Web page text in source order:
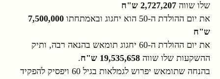
שלו שווה 2,727,207 ש"ח
את יום ההולדת ה-50 הוא יחגוג ובאמתחתו
7,500,000
ש"ח
את יום ההולדת ה-60 יחגוג תומאש בהנאה רבה, ותיק
ההשקעות שלו שווה 19,535,658 ש"ח
.
בהנחה שתומאש יפרוש לגמלאות בגיל 60 ויפסיק להפקיד